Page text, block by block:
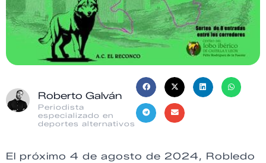
Roberto Galván
Periodista
especializado en
deportes alternativos
El próximo 4 de agosto de 2024, Robledo